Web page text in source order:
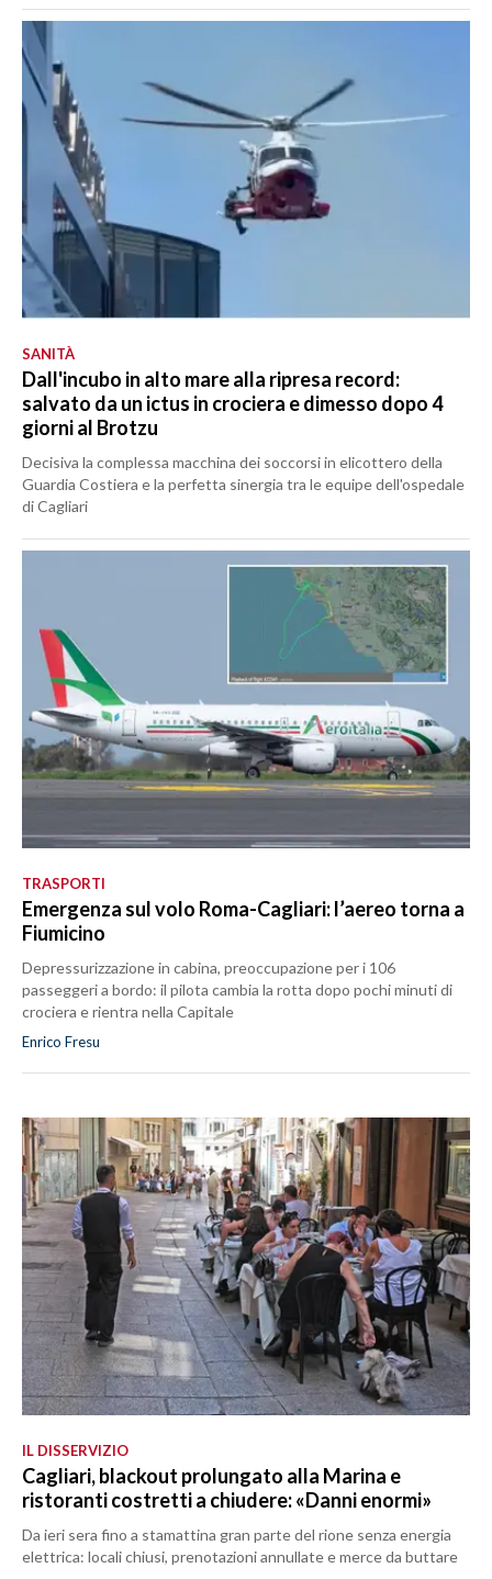
SANITÀ
Dall'incubo in alto mare alla ripresa record:
salvato da un ictus in crociera e dimesso dopo 4
giorni al Brotzu
Decisiva la complessa macchina dei soccorsi in elicottero della
Guardia Costiera e la perfetta sinergia tra le equipe dell'ospedale
di Cagliari
TRASPORTI
Emergenza sul volo Roma-Cagliari: l’aereo torna a
Fiumicino
Depressurizzazione in cabina, preoccupazione per i 106
passeggeri a bordo: il pilota cambia la rotta dopo pochi minuti di
crociera e rientra nella Capitale
Enrico Fresu
IL DISSERVIZIO
Cagliari, blackout prolungato alla Marina e
ristoranti costretti a chiudere: «Danni enormi»
Da ieri sera fino a stamattina gran parte del rione senza energia
elettrica: locali chiusi, prenotazioni annullate e merce da buttare